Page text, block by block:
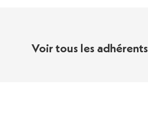
Voir tous les adhérents